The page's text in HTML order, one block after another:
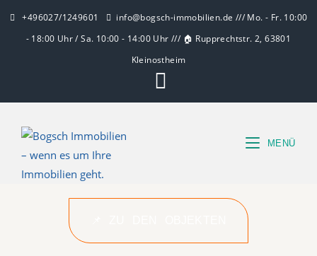
+496027/1249601
info@bogsch-immobilien.de /// Mo. - Fr. 10:00
- 18:00 Uhr / Sa. 10:00 - 14:00 Uhr /// 🏠 Rupprechtstr. 2, 63801
Kleinostheim
MENÜ